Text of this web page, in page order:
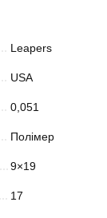
Leapers
USA
0,051
Полімер
9×19
17